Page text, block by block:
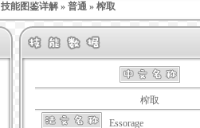
技能图鉴详解 » 普通 » 榨取
榨取
Essorage